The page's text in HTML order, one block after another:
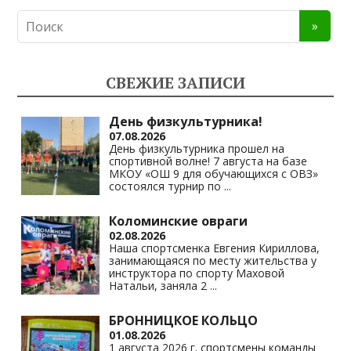
o
as
s
ni
ki
gr
a
m
s
A
p
p
y
Li
n
k
СВЕЖИЕ ЗАПИСИ
День физкультурника!
07.08.2026
День физкультурника прошел на
спортивной волне! 7 августа на базе
МКОУ «ОШ 9 для обучающихся с ОВЗ»
состоялся турнир по ...
Коломинские овраги
02.08.2026
Наша спортсменка Евгения Кириллова,
занимающаяся по месту жительства у
инструктора по спорту Маховой
Натальи, заняла 2 ...
БРОННИЦКОЕ КОЛЬЦО
01.08.2026
1 августа 2026 г. спортсмены команды